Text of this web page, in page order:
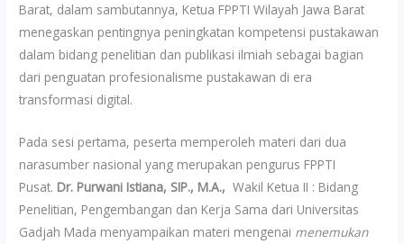
Barat, dalam sambutannya, Ketua FPPTI Wilayah Jawa Barat
menegaskan pentingnya peningkatan kompetensi pustakawan
dalam bidang penelitian dan publikasi ilmiah sebagai bagian
dari penguatan profesionalisme pustakawan di era
transformasi digital.
Pada sesi pertama, peserta memperoleh materi dari dua
narasumber nasional yang merupakan pengurus FPPTI
Pusat. Dr. Purwani Istiana, SIP., M.A., Wakil Ketua II : Bidang
Penelitian, Pengembangan dan Kerja Sama dari Universitas
Gadjah Mada menyampaikan materi mengenai menemukan